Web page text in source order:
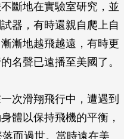
斷地在實驗室研究，並
器，有時還親自爬上自
漸地越飛越遠，有時更
名聲已遠播至美國了。
次滑翔飛行中，遭遇到
體以保持飛機的平衡，
而過世。當時遠在美